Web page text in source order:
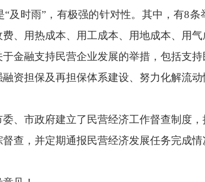
“及时雨” ，有极强的针对性。其中，有8条
、用热成本、用工成本、用地成本、用气
于金融支持民营企业发展的举措，包括支
资担保及再担保体系建设、努力化解流
、市政府建立了民营经济工作督查制度
查，并定期通报民营经济发展任务完成